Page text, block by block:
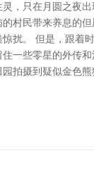
，只在月圆之夜
村民带来养息的
扰。 但是，跟着
一些零星的外传和
拍摄到疑似金色